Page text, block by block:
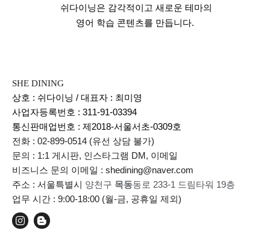
쉬다이닝은 감각적이고 새로운 테마의
영어 학습 콘텐츠를 만듭니다.
SHE DINING
상호 : 쉬다이닝 / 대표자 : 최미영
사업자등록번호 : 311-91-03394
통신판매업번호 : 제2018-서울서초-0309호
전화 : 02-899-0514 (유선 상담 불가)
문의 : 1:1 게시판, 인스타그램 DM, 이메일
비즈니스 문의 이메일 : shedining@naver.com
주소 : 서울특별시 양천구 목동동로 233-1 드림타워 19층
업무 시간 : 9:00-18:00 (월-금, 공휴일 제외)